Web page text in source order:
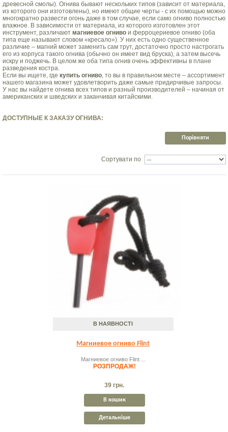
древесной смолы). Огнива бывают нескольких типов (зависит от материала,
из которого они изготовлены), но имеют общие черты - с их помощью можно
многократно развести огонь даже в том случае, если само огниво полностью
влажное. В зависимости от материала, из которого изготовлен этот
инструмент, различают магниевое огниво и ферроцериевое огниво (оба
типа еще называют словом «кресало»). У них есть одно существенное
различие – магний может заменить сам трут, достаточно просто настрогать
его из корпуса такого огнива (обычно он имеет вид бруска), а затем высечь
искру и поджечь. В целом же оба типа огнив очень эффективны в плане
разведения костра.
Если вы ищете, где купить огниво, то вы в правильном месте – ассортимент
нашего магазина может удовлетворить даже самые придирчивые запросы.
У нас вы найдете огнива всех типов и разный производителей – начиная от
американских и шведских и заканчивая китайскими.
ДОСТУПНЫЕ К ЗАКАЗУ ОГНИВА:
Сортувати по
В НАЯВНОСТІ
Магниевое огниво Flint
Магниевое огниво Flint ...
РОЗПРОДАЖ!
39 грн.
В кошик
Детальніше